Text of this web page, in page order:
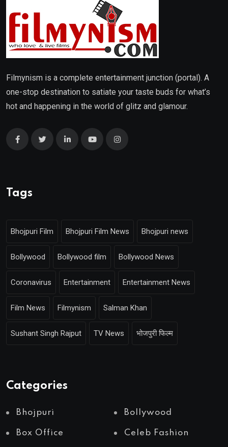
Filmynism is a complete entertainment junction (portal). A
one-stop destination to satiate your taste buds for what’s
hot and happening in the world of glitz and glamour.
Tags
Bhojpuri Film Bhojpuri Film News Bhojpuri news
Bollywood Bollywood film Bollywood News
Coronavirus Entertainment Entertainment News
Film News Filmynism Salman Khan
Sushant Singh Rajput TV News भोजपुरी फिल्म
Categories
Bhojpuri Bollywood
Box Office Celeb Fashion